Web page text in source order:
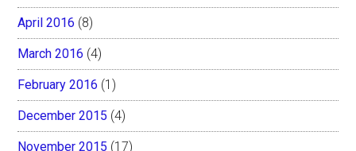
April 2016 (8)
March 2016 (4)
February 2016 (1)
December 2015 (4)
November 2015 (17)